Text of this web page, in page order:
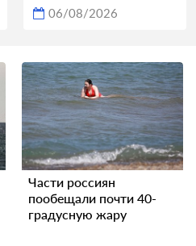
06/08/2026
Части россиян
пообещали почти 40-
градусную жару